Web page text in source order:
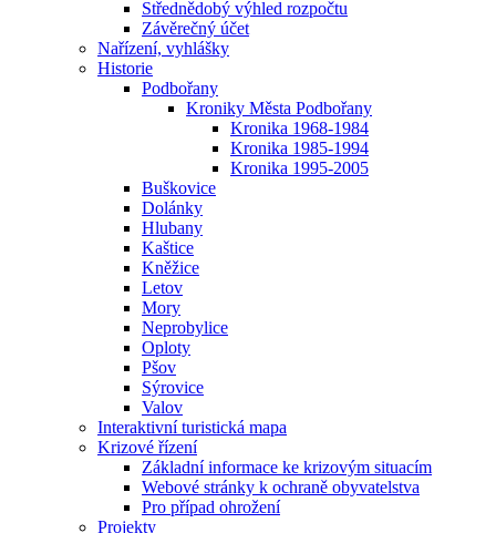
Střednědobý výhled rozpočtu
Závěrečný účet
Nařízení, vyhlášky
Historie
Podbořany
Kroniky Města Podbořany
Kronika 1968-1984
Kronika 1985-1994
Kronika 1995-2005
Buškovice
Dolánky
Hlubany
Kaštice
Kněžice
Letov
Mory
Neprobylice
Oploty
Pšov
Sýrovice
Valov
Interaktivní turistická mapa
Krizové řízení
Základní informace ke krizovým situacím
Webové stránky k ochraně obyvatelstva
Pro případ ohrožení
Projekty